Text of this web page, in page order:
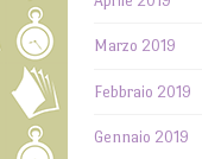
Marzo 2019
Febbraio 2019
Gennaio 2019